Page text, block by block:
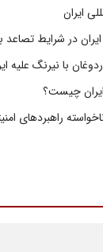
ایران
در شرایط تصاعد
با نیرنگ علیه
چیست؟
راهبردهای